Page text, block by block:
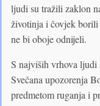
ljudi su tražili zaklon
životinja i čovjek
ne bi oboje odnijeli.
S najviših vrhova ljudi
Svečana upozorenja
predmetom ruganja i